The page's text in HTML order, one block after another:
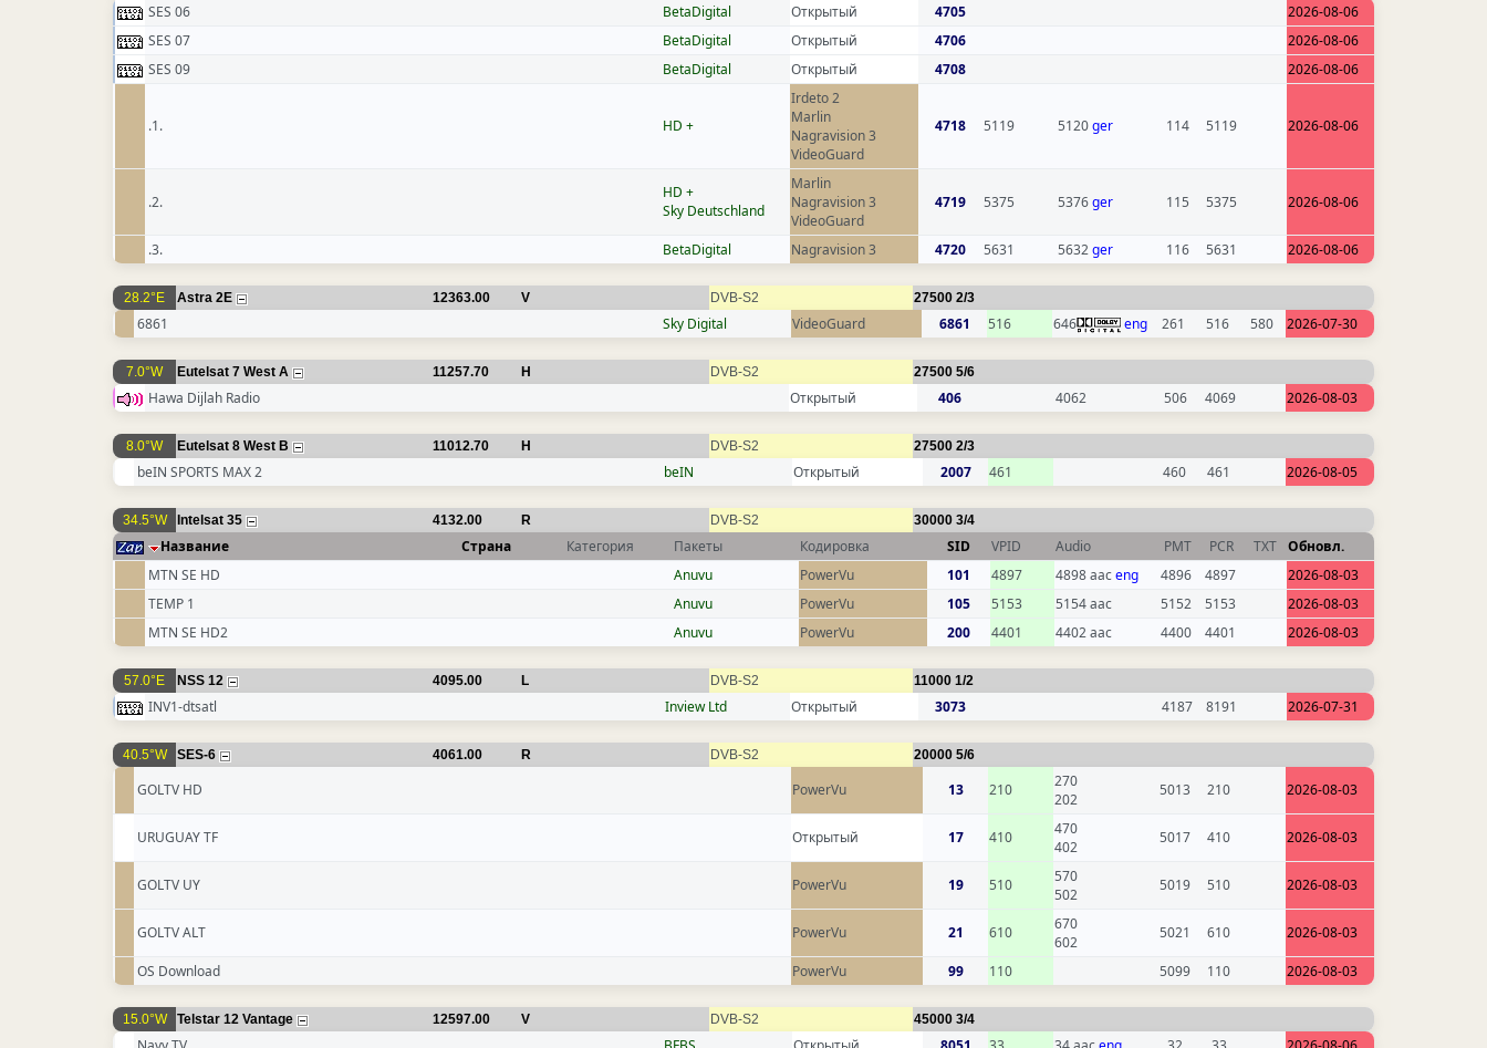
SES 06 BetaDigital Открытый 4705
2026-08-06
SES 07
BetaDigital Открытый 4706
2026-08-06
SES 09
BetaDigital Открытый 4708 2026-08-06
.1. HD +
Irdeto 2
Marlin
Nagravision 3
VideoGuard
4718 5119 5120ger 114 5119 2026-08-06
.2.
HD +
Sky Deutschland
Marlin
Nagravision 3
VideoGuard
4719 5375 5376ger 115 5375 2026-08-06
.3. BetaDigital Nagravision 3 4720 5631 5632ger 116 5631 2026-08-06
28.2°E Astra 2E 12363.00 V DVB-S2 27500 2/3
6861 Sky Digital VideoGuard 6861 516 646 eng 261 516 580 2026-07-30
7.0°W Eutelsat 7 West A 11257.70 H DVB-S2 27500 5/6
Hawa Dijlah Radio Открытый 406 4062 506 4069 2026-08-03
8.0°W Eutelsat 8 West B 11012.70 H DVB-S2 27500 2/3
beIN SPORTS MAX 2 beIN Открытый 2007 461 460 461 2026-08-05
34.5°W Intelsat 35 4132.00 R DVB-S2 30000 3/4
Название Страна Категория Пакеты Кодировка SID VPID Audio PMT PCR TXT Обновл.
MTN SE HD
Anuvu PowerVu 101 4897 4898 aaceng 4896 4897
2026-08-03
TEMP 1
Anuvu PowerVu 105 5153 5154 aac 5152 5153
2026-08-03
MTN SE HD2
Anuvu PowerVu 200 4401 4402 aac 4400 4401 2026-08-03
57.0°E NSS 12 4095.00 L DVB-S2 11000 1/2
INV1-dtsatl Inview Ltd Открытый 3073 4187 8191 2026-07-31
40.5°W SES-6 4061.00 R DVB-S2 20000 5/6
GOLTV HD PowerVu 13 210
270
202
5013 210 2026-08-03
URUGUAY TF Открытый 17 410
470
402
5017 410 2026-08-03
GOLTV UY PowerVu 19 510
570
502
5019 510 2026-08-03
GOLTV ALT PowerVu 21 610
670
602
5021 610 2026-08-03
OS Download PowerVu 99 110 5099 110 2026-08-03
15.0°W Telstar 12 Vantage 12597.00 V DVB-S2 45000 3/4